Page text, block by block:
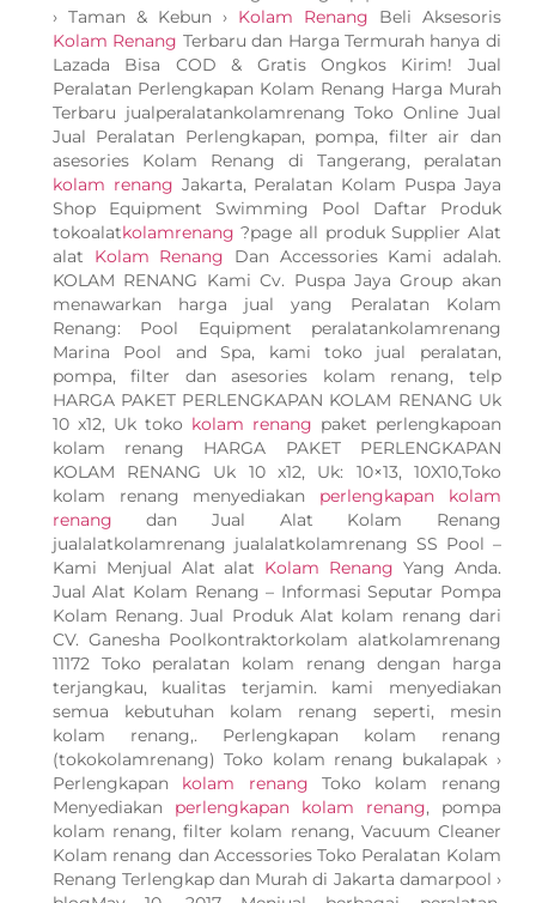
› Taman & Kebun ›Kolam Renang Beli Aksesoris
Kolam Renang Terbaru dan Harga Termurah hanya di
Lazada Bisa COD & Gratis Ongkos Kirim! Jual
Peralatan Perlengkapan Kolam Renang Harga Murah
Terbaru jualperalatankolamrenang Toko Online Jual
Jual Peralatan Perlengkapan, pompa, filter air dan
asesories Kolam Renang di Tangerang, peralatan
kolam renang Jakarta, Peralatan Kolam Puspa Jaya
Shop Equipment Swimming Pool Daftar Produk
tokoalatkolamrenang ?page all produk Supplier Alat
alat Kolam Renang Dan Accessories Kami adalah.
KOLAM RENANG Kami Cv. Puspa Jaya Group akan
menawarkan harga jual yang Peralatan Kolam
Renang: Pool Equipment peralatankolamrenang
Marina Pool and Spa, kami toko jual peralatan,
pompa, filter dan asesories kolam renang, telp
HARGA PAKET PERLENGKAPAN KOLAM RENANG Uk
10 x12, Uk toko kolam renang paket perlengkapoan
kolam renang HARGA PAKET PERLENGKAPAN
KOLAM RENANG Uk 10 x12, Uk: 10×13, 10X10,Toko
kolam renang menyediakan perlengkapan kolam
renang dan Jual Alat Kolam Renang
jualalatkolamrenang jualalatkolamrenang SS Pool –
Kami Menjual Alat alat Kolam Renang Yang Anda.
Jual Alat Kolam Renang – Informasi Seputar Pompa
Kolam Renang. Jual Produk Alat kolam renang dari
CV. Ganesha Poolkontraktorkolam alatkolamrenang
11172 Toko peralatan kolam renang dengan harga
terjangkau, kualitas terjamin. kami menyediakan
semua kebutuhan kolam renang seperti, mesin
kolam renang,. Perlengkapan kolam renang
(tokokolamrenang) Toko kolam renang bukalapak ›
Perlengkapan kolam renang Toko kolam renang
Menyediakan perlengkapan kolam renang, pompa
kolam renang, filter kolam renang, Vacuum Cleaner
Kolam renang dan Accessories Toko Peralatan Kolam
Renang Terlengkap dan Murah di Jakarta damarpool ›